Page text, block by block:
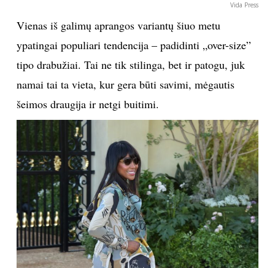
Vida Press
Vienas iš galimų aprangos variantų šiuo metu
ypatingai populiari tendencija – padidinti „over-size”
tipo drabužiai. Tai ne tik stilinga, bet ir patogu, juk
namai tai ta vieta, kur gera būti savimi, mėgautis
šeimos draugija ir netgi buitimi.